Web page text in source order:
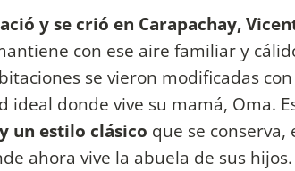
y se crió en Carapachay,
con ese aire familiar y
se vieron modificadas
ideal donde vive su mamá, Oma.
un estilo clásico que se
ahora vive la abuela de sus hijos.